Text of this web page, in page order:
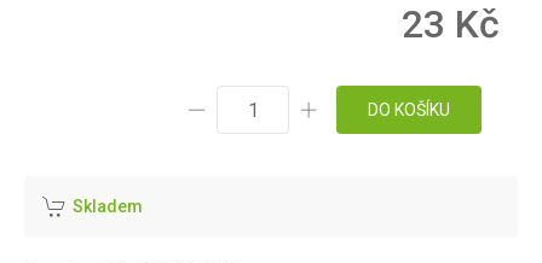
23 Kč
DO KOŠÍKU
Skladem